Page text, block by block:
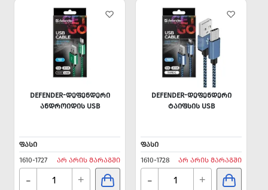
DEFENDER-ᲓᲔᲤᲔᲜᲓᲔᲠᲘ
ᲐᲜᲓᲠᲝᲘᲓᲘᲡ USB
ᲤᲐᲡᲘ
1610-1727
ᲐᲠ ᲐᲠᲘᲡ ᲛᲐᲠᲐᲒᲨᲘ
- +
DEFENDER-ᲓᲔᲤᲔᲜᲓᲔᲠᲘ
ᲢᲐᲘᲤᲡᲘᲡ USB
ᲤᲐᲡᲘ
1610-1728
ᲐᲠ ᲐᲠᲘᲡ ᲛᲐᲠᲐᲒᲨᲘ
- +